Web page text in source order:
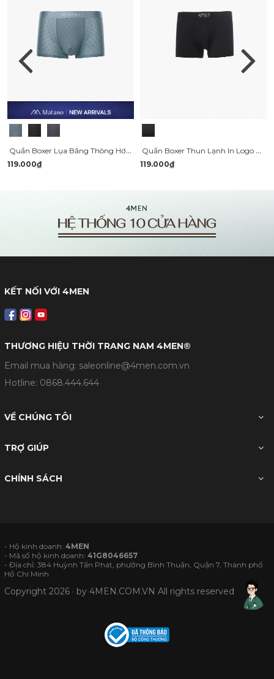
Quần Boxer Lụa Băng Thông Hơi Hoạ Tiết QL069
119.000₫
Quần Boxer Thun Lạnh In Logo 4MEN QL062
119.000₫
KẾT NỐI VỚI 4MEN
THƯƠNG HIỆU THỜI TRANG NAM 4MEN®
Email mua hàng: saleonline@4men.com.vn
Hotline: 0868.444.644
VỀ CHÚNG TÔI
TRỢ GIÚP
CHÍNH SÁCH
- Hộ kinh doanh:4MEN
- Mã số hộ kinh doanh:41G8046657
- Địa chỉ: 384 Huỳnh Tấn Phát, phường Bình Thuận, Quận 7, Thành phố
Hồ Chí Minh
Copyright 2026 · by4MEN.COM.VN All rights reserved